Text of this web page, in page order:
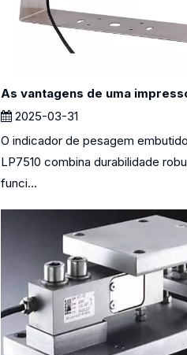
2025-03-31
O indicador de pesagem
LP7510 combina durabilidade
funci...